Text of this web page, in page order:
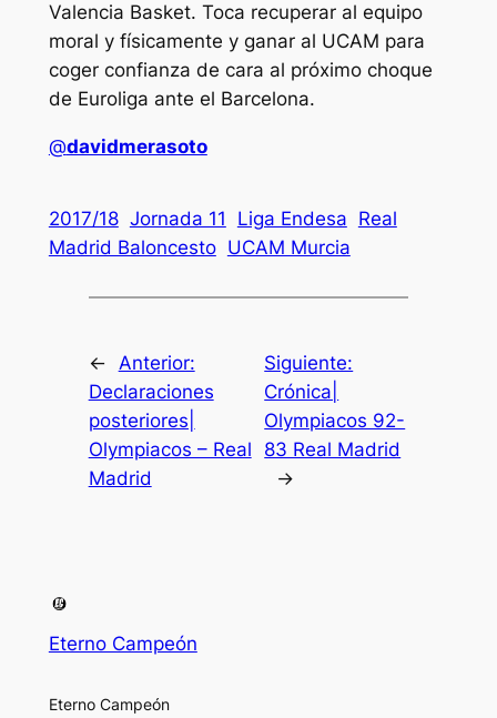
Valencia Basket. Toca recuperar al equipo
moral y físicamente y ganar al UCAM para
coger confianza de cara al próximo choque
de Euroliga ante el Barcelona.
@davidmerasoto
2017/18 Jornada 11 Liga Endesa Real
Madrid Baloncesto UCAM Murcia
← Anterior:
Declaraciones
posteriores|
Olympiacos – Real
Madrid
Siguiente:
Crónica|
Olympiacos 92-
83 Real Madrid
→
Eterno Campeón
Eterno Campeón